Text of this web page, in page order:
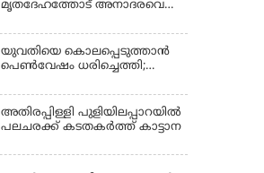
ജാമ്യാപേക്ഷ തള്ളി
മൃതദേഹത്തോട് അനാദരവെന്ന്
ക്രമീകരണത്തില്‍ ഗുരുതര
വീഴ്ച; മൃതദേഹം ചാവക്കാട്
വരെ എത്തിച്ചത് ഫ്രീസര്‍
സംവിധാനം ഇല്ലാതെയെന്നും
ആരോപണം
യുവതിയെ കൊലപ്പെടുത്താൻ
പെൺവേഷം ധരിച്ചെത്തി;
അതിരപ്പിള്ളി പുളിയിലപ്പാറയിൽ
പലചരക്ക് കടതകർത്ത് കാട്ടാന